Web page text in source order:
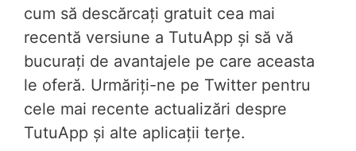
cum să descărcați gratuit cea mai
recentă versiune a TutuApp și să vă
bucurați de avantajele pe care aceasta
le oferă. Urmăriți-ne pe Twitter pentru
cele mai recente actualizări despre
TutuApp și alte aplicații terțe.